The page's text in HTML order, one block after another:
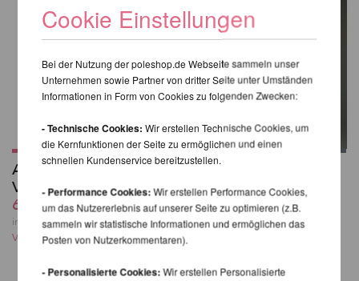
Aerial Hoop Tasche
V2
60,49 EUR
inkl. 22 % MwSt. zzgl.
Versandkosten
Sling Leggings
39,98 EUR
inkl. 22 % MwSt. zzgl.
Versandkosten
Cookie Einstellungen
Bei der Nutzung der poleshop.de Webseite sammeln unser
Unternehmen sowie Partner von dritter Seite unter Umständen
Informationen in Form von Cookies zu folgenden Zwecken:
- Technische Cookies: Wir erstellen Technische Cookies, um
die Kernfunktionen der Seite zu ermöglichen und einen
schnellen Kundenservice bereitzustellen.
- Performance Cookies:Wir erstellen Performance Cookies,
um das Nutzererlebnis auf unserer Seite zu optimieren (z.B.
sammeln wir statistische Informationen und ermöglichen das
Posten von Nutzerkommentaren).
- Personalisierte Cookies:Wir erstellen Personalisierte